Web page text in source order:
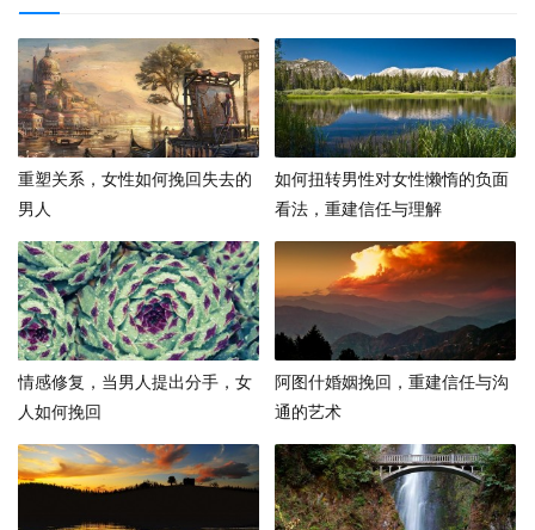
重塑关系，女性如何挽回失去的
男人
如何扭转男性对女性懒惰的负面
看法，重建信任与理解
情感修复，当男人提出分手，女
人如何挽回
阿图什婚姻挽回，重建信任与沟
通的艺术